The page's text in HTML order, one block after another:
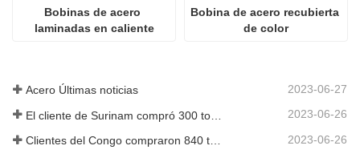
Bobinas de acero
laminadas en caliente
Bobina de acero recubierta
de color
Acero Últimas noticias 2023-06-27
2023-06-26
2023-06-26